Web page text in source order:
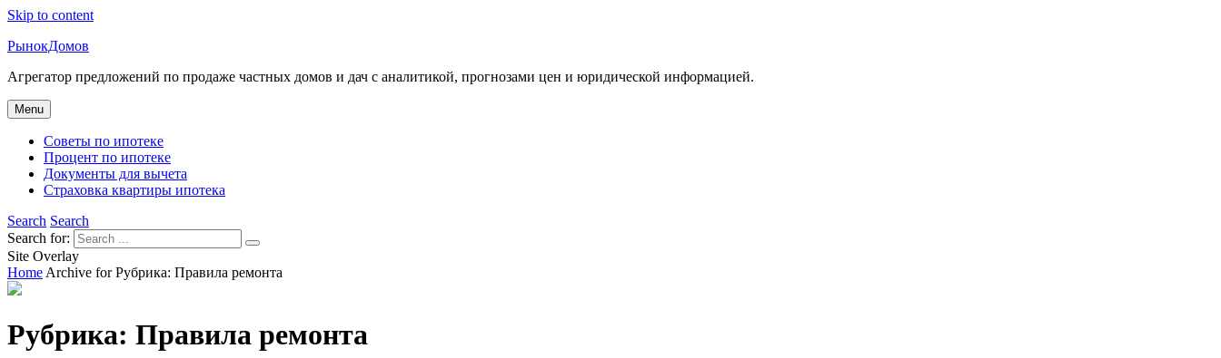
Skip to content
РынокДомов
Агрегатор предложений по продаже частных домов и дач с аналитикой, прогнозами цен и юридической информацией.
Menu
Советы по ипотеке
Процент по ипотеке
Документы для вычета
Страховка квартиры ипотека
Search Search
Search for:
Site Overlay
Home Archive forРубрика: Правила ремонта
Рубрика: Правила ремонта